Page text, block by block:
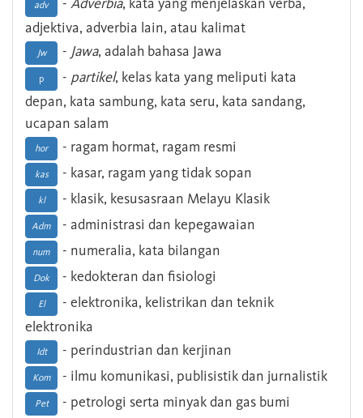
adv
adjektiva, adverbia lain, atau kalimat
Jw - Jawa, adalah bahasa Jawa
p - partikel, kelas kata yang meliputi kata
depan, kata sambung, kata seru, kata sandang,
ucapan salam
hor - ragam hormat, ragam resmi
kas - kasar, ragam yang tidak sopan
kl - klasik, kesusasraan Melayu Klasik
Adm - administrasi dan kepegawaian
num - numeralia, kata bilangan
Dok - kedokteran dan fisiologi
El
- elektronika, kelistrikan dan teknik
elektronika
Idt - perindustrian dan kerjinan
Kom - ilmu komunikasi, publisistik dan jurnalistik
Pet - petrologi serta minyak dan gas bumi